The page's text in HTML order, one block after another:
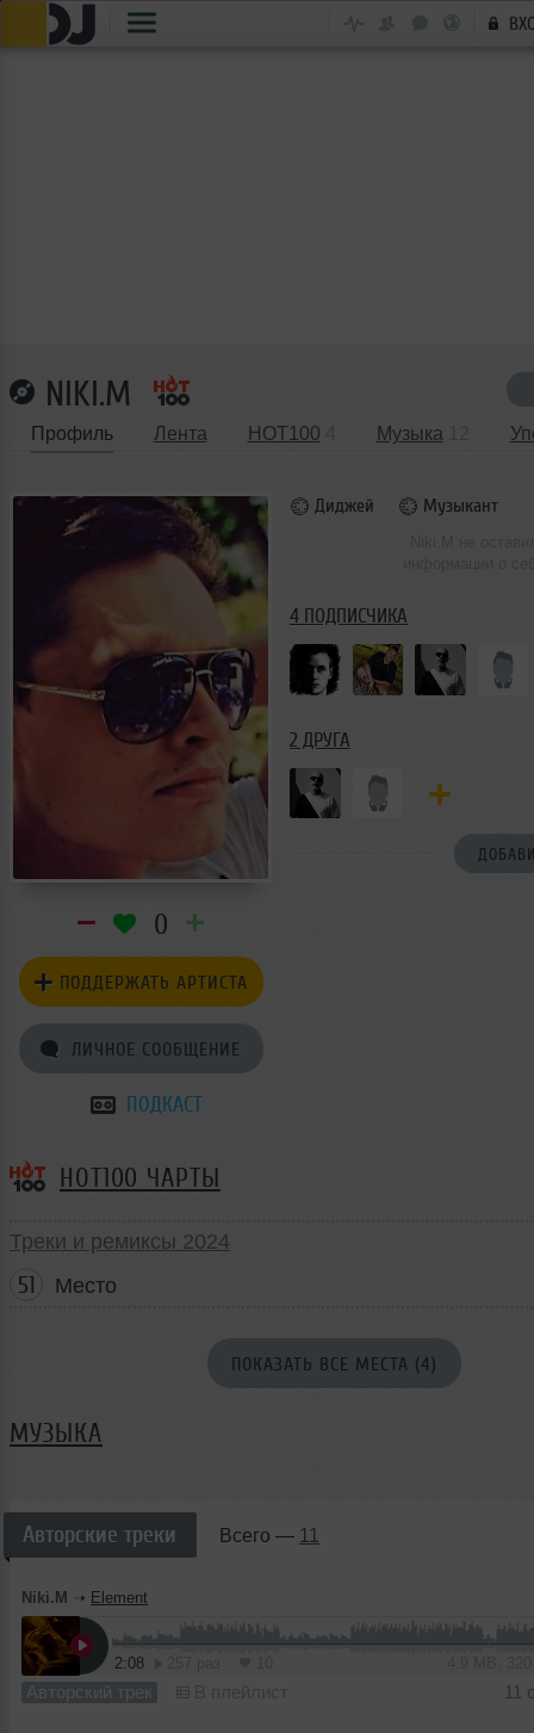
NIKI.M
Профиль Лента HOT100 Музыка
0
ПОДДЕРЖАТЬ АРТИСТА
ЛИЧНОЕ СООБЩЕНИЕ
ПОДКАСТ
Диджей Музыкант
4 ПОДПИСЧИКА
2 ДРУГА
HOT100 ЧАРТЫ
Треки и ремиксы 2024
51 Место
ПОКАЗАТЬ ВСЕ МЕСТА (4)
МУЗЫКА
Авторские треки Всего — 11
Niki.M ➝ Element
2:08
Авторский трек В плейлист 11